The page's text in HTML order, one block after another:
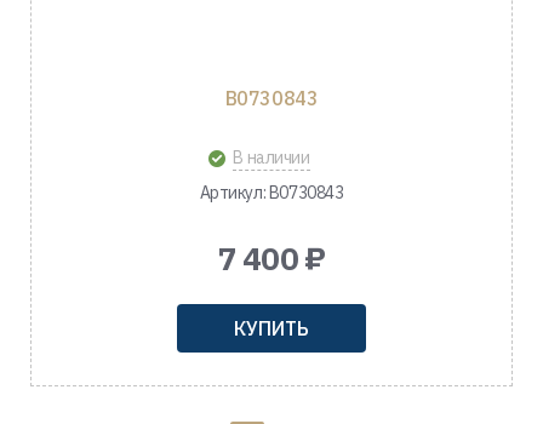
B0730843
В наличии
Артикул: B0730843
7 400 ₽
КУПИТЬ